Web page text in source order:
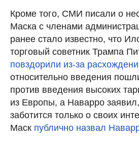
Кроме того, СМИ писали о
Маска с членами
ранее стало известно, что
торговый советник Трампа
повздорили из-за
относительно введения
против введения высоких
из Европы, а Наварро
заботится только о своих
Маск публично назвал